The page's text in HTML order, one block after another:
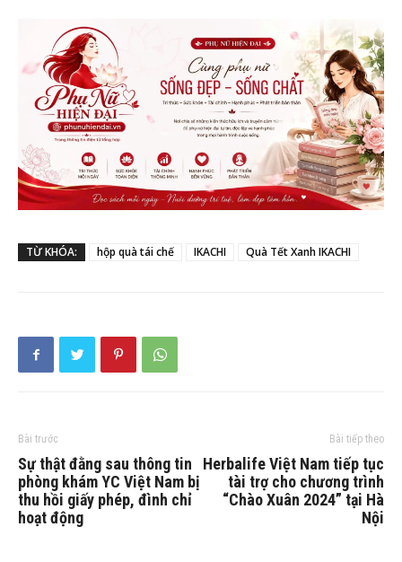
TỪ KHÓA: hộp quà tái chế IKACHI Quà Tết Xanh IKACHI
Bài trước
Sự thật đằng sau thông tin
phòng khám YC Việt Nam bị
thu hồi giấy phép, đình chỉ
hoạt động
Bài tiếp theo
Herbalife Việt Nam tiếp tục
tài trợ cho chương trình
“Chào Xuân 2024” tại Hà
Nội